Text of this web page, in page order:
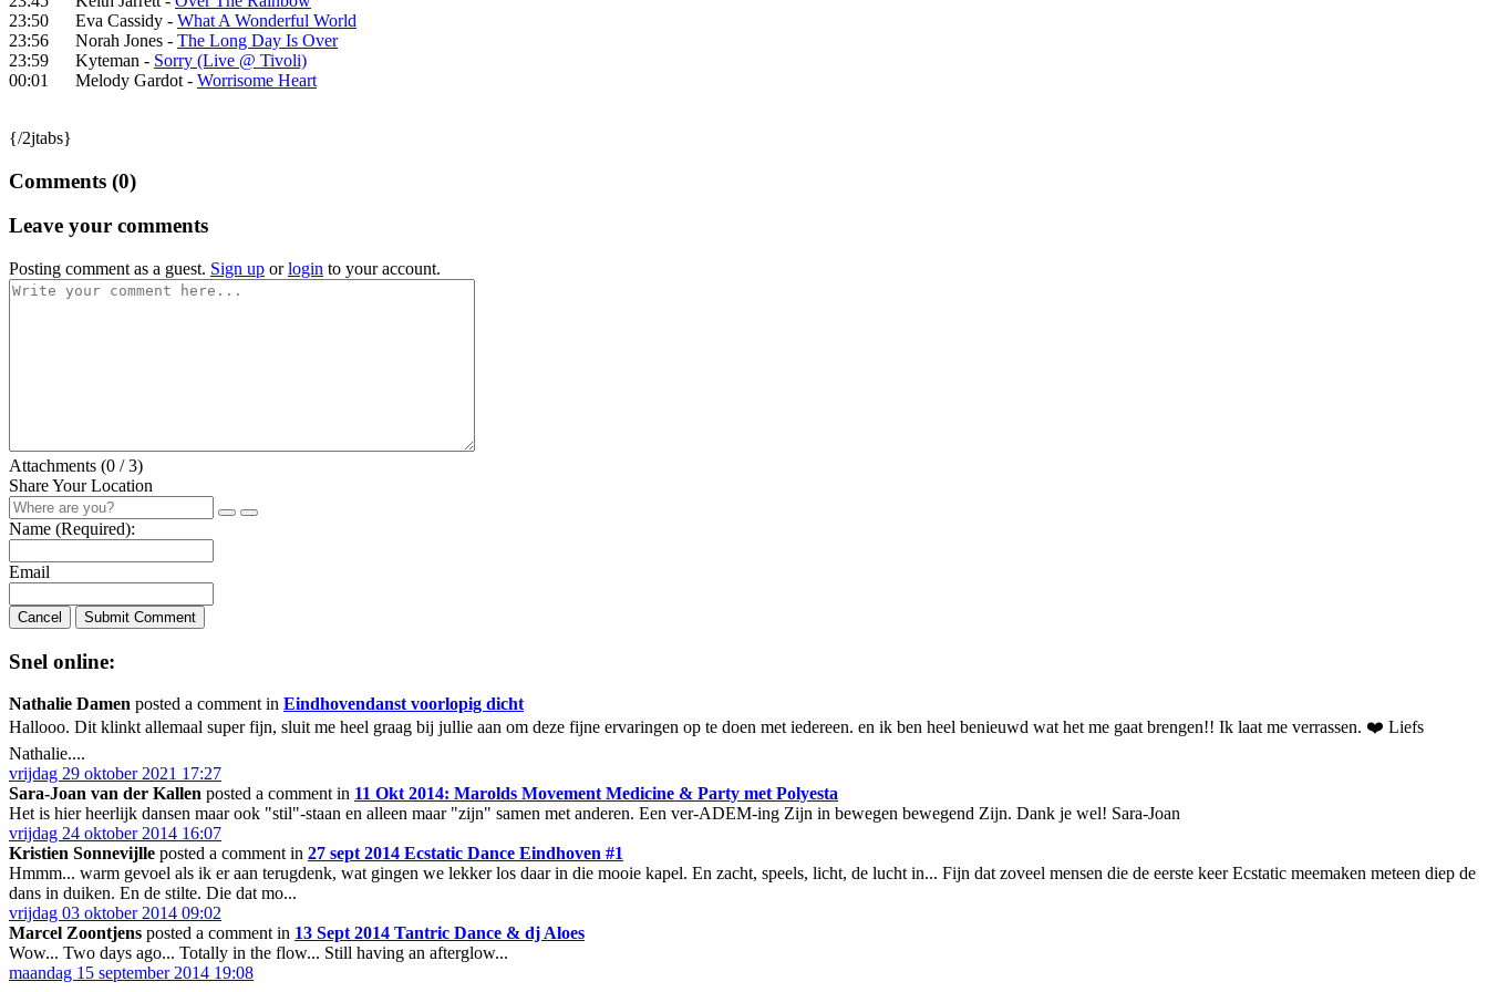
23:50 Eva Cassidy - What A Wonderful World
23:56 Norah Jones - The Long Day Is Over
23:59 Kyteman - Sorry (Live @ Tivoli)
00:01 Melody Gardot - Worrisome Heart
{/2jtabs}
Comments (0)
Leave your comments
Posting comment as a guest. Sign up orlogin to your account.
Attachments (0 / 3)
Share Your Location
Name (Required):
Email
Cancel Submit Comment
Snel online:
Nathalie Damen posted a comment in Eindhovendanst voorlopig dicht
Hallooo. Dit klinkt allemaal super fijn, sluit me heel graag bij jullie aan om deze fijne ervaringen op te doen met iedereen. en ik ben heel benieuwd wat het me gaat brengen!! Ik laat me verrassen. ❤️ Liefs
Nathalie....
vrijdag 29 oktober 2021 17:27
Sara-Joan van der Kallen posted a comment in 11 Okt 2014: Marolds Movement Medicine & Party met Polyesta
Het is hier heerlijk dansen maar ook "stil"-staan en alleen maar "zijn" samen met anderen. Een ver-ADEM-ing Zijn in bewegen bewegend Zijn. Dank je wel! Sara-Joan
vrijdag 24 oktober 2014 16:07
Kristien Sonnevijlle posted a comment in 27 sept 2014 Ecstatic Dance Eindhoven #1
Hmmm... warm gevoel als ik er aan terugdenk, wat gingen we lekker los daar in die mooie kapel. En zacht, speels, licht, de lucht in... Fijn dat zoveel mensen die de eerste keer Ecstatic meemaken meteen diep de
dans in duiken. En de stilte. Die dat mo...
vrijdag 03 oktober 2014 09:02
Marcel Zoontjens posted a comment in 13 Sept 2014 Tantric Dance & dj Aloes
Wow... Two days ago... Totally in the flow... Still having an afterglow...
maandag 15 september 2014 19:08